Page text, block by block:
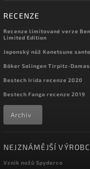
RECENZE
Recenze limitované verze
Limited Edition
Japonský nůž Kanetsune
Böker Solingen Tirpitz-
Bestech Irida recenze 2020
Bestech Fanga recenze 2019
Archiv
NEJZNÁMĚJŠÍ
Vznik nožů Spyderco